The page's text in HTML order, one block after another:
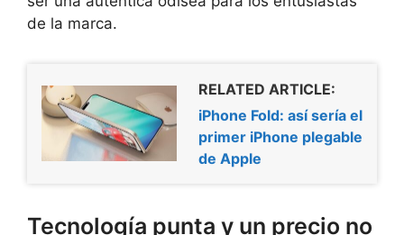
de la marca.
RELATED ARTICLE:
iPhone Fold: así sería el
primer iPhone plegable
de Apple
Tecnología punta y un precio no